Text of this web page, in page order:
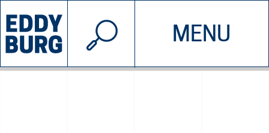
MENU
INIZIATIVE CHI SIAMO
© 2026 EDDYBURG